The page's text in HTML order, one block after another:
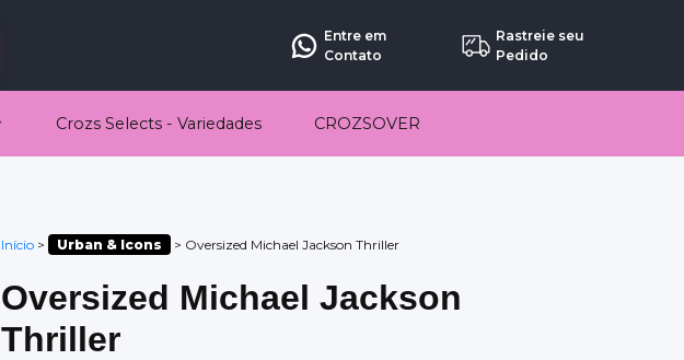
Entre em
Contato
Rastreie seu
Pedido
Crozs Selects - Variedades CROZSOVER
Início > Urban & Icons > Oversized Michael Jackson Thriller
Oversized Michael Jackson
Thriller